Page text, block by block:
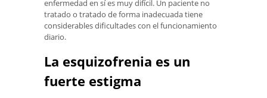
enfermedad en sí es muy difícil. Un paciente no
tratado o tratado de forma inadecuada tiene
considerables dificultades con el funcionamiento
diario.
La esquizofrenia es un
fuerte estigma